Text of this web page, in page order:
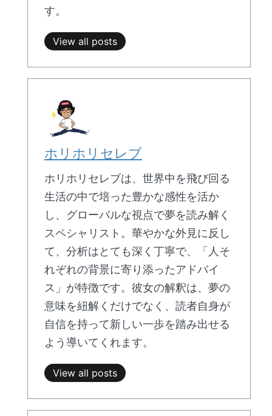
す。
View all posts
ホリホリセレブ
ホリホリセレブは、世界中を飛び回る
生活の中で培った豊かな感性を活か
し、グローバルな視点で夢を読み解く
スペシャリスト。華やかな外見に反し
て、分析はとても深く丁寧で、「人そ
れぞれの背景に寄り添ったアドバイ
ス」が特徴です。彼女の解釈は、夢の
意味を紐解くだけでなく、読者自身が
自信を持って新しい一歩を踏み出せる
よう導いてくれます。
View all posts